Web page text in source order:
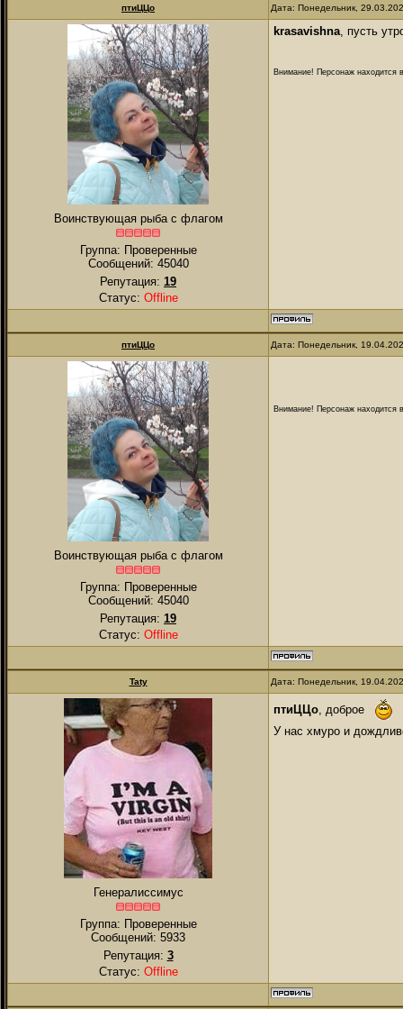
птиЦЦо Дата: Понедельник,
Воинствующая рыба с флагом
Группа: Проверенные
Сообщений: 45040
Репутация: 19
Статус: Offline
krasavishna, пусть
Внимание! Персонаж находится
птиЦЦо Дата: Понедельник,
Воинствующая рыба с флагом
Группа: Проверенные
Сообщений: 45040
Репутация: 19
Статус: Offline
Внимание! Персонаж находится
Taty Дата: Понедельник,
Генералиссимус
Группа: Проверенные
Сообщений: 5933
Репутация: 3
Статус: Offline
птиЦЦо , доброе
У нас хмуро и